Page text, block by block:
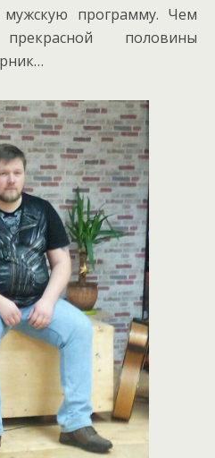
мужскую программу. Чем
половины